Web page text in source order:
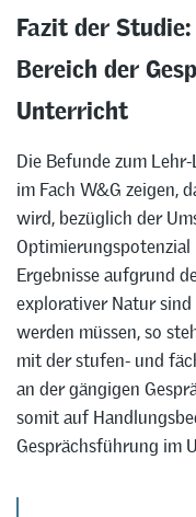
Fazit der
Bereich der
Unterricht
Die Befunde zum
im Fach W&G zeigen,
wird, bezüglich der
Ergebnisse aufgrund
explorativer Natur
werden müssen, so
mit der stufen- und
an der gängigen
somit auf
Gesprächsführung im